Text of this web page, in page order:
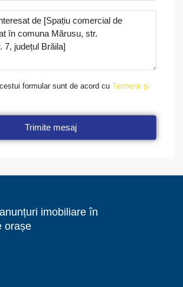
formular sunt de acord cu Termenii și
Trimite mesaj
imobiliare în
orașe